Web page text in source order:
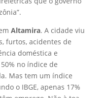
Altamira. A cidade viu
furtos, acidentes de
doméstica e
no índice de
Mas tem um índice
o IBGE, apenas 17%